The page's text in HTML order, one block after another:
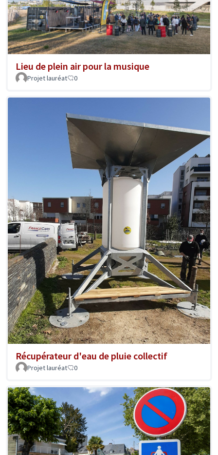
Lieu de plein air pour la musique
Projet lauréat 0
Récupérateur d'eau de pluie collectif
Projet lauréat 0